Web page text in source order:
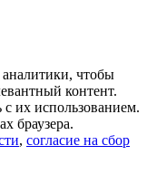
чтобы
контент.
их использованием.
браузера.
, согласие на сбор